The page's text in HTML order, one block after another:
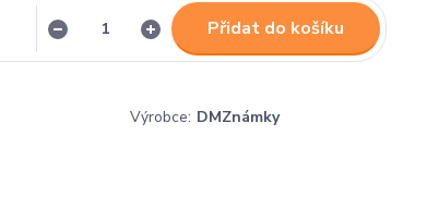
Přidat do košíku
Výrobce: DMZnámky